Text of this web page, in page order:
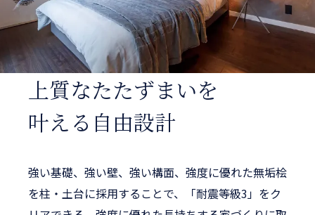
上質なたたずまいを
叶える自由設計
強い基礎、強い壁、強い構面、強度に優れた無垢桧
を柱・土台に採用することで、「耐震等級3」をク